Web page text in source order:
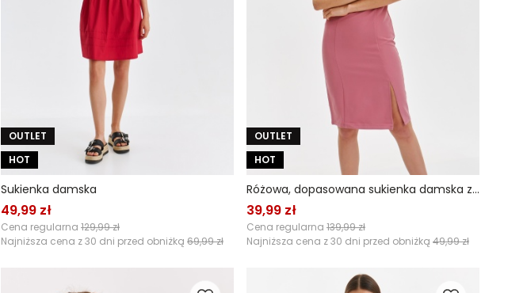
OUTLET
HOT
Sukienka damska
49,99 zł
Cena regularna 129,99 zł
Najniższa cena z 30 dni przed obniżką 69,99 zł
OUTLET
HOT
Różowa, dopasowana sukienka damska z dekoltem
39,99 zł
Cena regularna 139,99 zł
Najniższa cena z 30 dni przed obniżką 49,99 zł